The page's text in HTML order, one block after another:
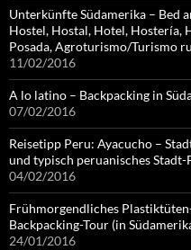
Unterkünfte Südamerika – Bed
Hostel, Hostal, Hotel, Hostería,
Posada, Agroturismo/Turismo
11/02/2016
A lo latino – Backpacking in
07/02/2016
Reisetipp Peru: Ayacucho –
und typisch peruanisches Stadt-
04/02/2016
Frühmorgendliches
Backpacking-Tour (in
24/01/2016